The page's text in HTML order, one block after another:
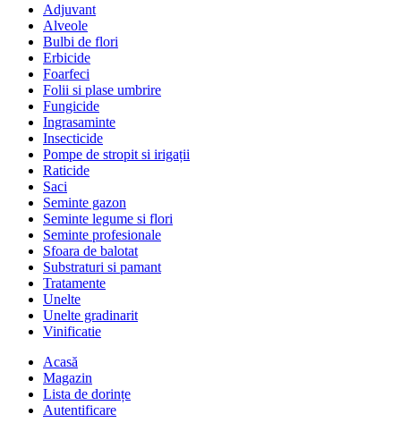
Adjuvant
Alveole
Bulbi de flori
Erbicide
Foarfeci
Folii si plase umbrire
Fungicide
Ingrasaminte
Insecticide
Pompe de stropit si irigații
Raticide
Saci
Seminte gazon
Seminte legume si flori
Seminte profesionale
Sfoara de balotat
Substraturi si pamant
Tratamente
Unelte
Unelte gradinarit
Vinificatie
Acasă
Magazin
Lista de dorințe
Autentificare